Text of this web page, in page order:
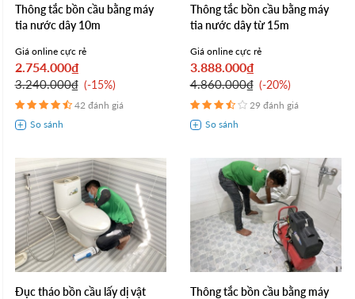
Thông tắc bồn cầu bằng máy
tia nước dây 10m
Giá online cực rẻ
2.754.000₫
3.240.000₫ -15%
42 đánh giá
Thông tắc bồn cầu bằng máy
tia nước dây từ 15m
Giá online cực rẻ
3.888.000₫
4.860.000₫ -20%
29 đánh giá
Đục tháo bồn cầu lấy dị vật
Thông tắc bồn cầu bằng máy